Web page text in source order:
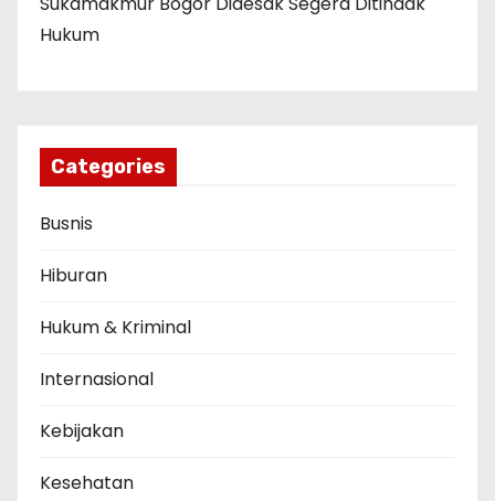
Hukum
Categories
Busnis
Hiburan
Hukum & Kriminal
Internasional
Kebijakan
Kesehatan